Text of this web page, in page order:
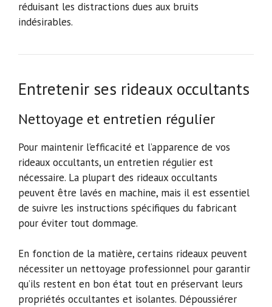
réduisant les distractions dues aux bruits
indésirables.
Entretenir ses rideaux occultants
Nettoyage et entretien régulier
Pour maintenir l’efficacité et l’apparence de vos
rideaux occultants, un entretien régulier est
nécessaire. La plupart des rideaux occultants
peuvent être lavés en machine, mais il est essentiel
de suivre les instructions spécifiques du fabricant
pour éviter tout dommage.
En fonction de la matière, certains rideaux peuvent
nécessiter un nettoyage professionnel pour garantir
qu’ils restent en bon état tout en préservant leurs
propriétés occultantes et isolantes. Dépoussiérer